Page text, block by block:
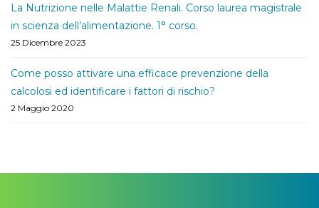
La Nutrizione nelle Malattie Renali. Corso laurea magistrale
in scienza dell’alimentazione. 1° corso.
25 Dicembre 2023
Come posso attivare una efficace prevenzione della
calcolosi ed identificare i fattori di rischio?
2 Maggio 2020